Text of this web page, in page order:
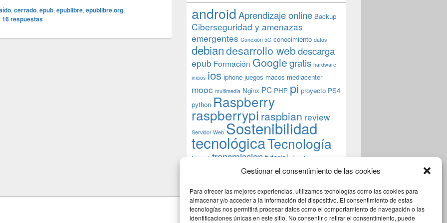
Gestionar el consentimiento de las cookies
Para ofrecer las mejores experiencias, utilizamos tecnologías como las cookies para
almacenar y/o acceder a la información del dispositivo. El consentimiento de estas
tecnologías nos permitirá procesar datos como el comportamiento de navegación o las
identificaciones únicas en este sitio. No consentir o retirar el consentimiento, puede
, cerrado, epub, epublibre, epublibre.org,
16respuestas androidAprendizaje online Backup
Ciberseguridad y amenazas
emergentes Conexión 5G conocimiento datos
debiandesarrollo webdescarga
epub Formación Googlegratis hardware
inicios ios iphone juegos macos mediacenter
mooc multimedia Nginx PC PHP pi proyecto PS4
python Raspberry
raspberrypi raspbian review
Servidor Web Sostenibilidad
tecnológicaTecnología
torrent transmission tutorial ubuntu server
Windowswordpressxbmc